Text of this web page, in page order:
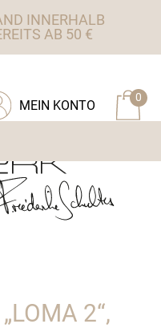
INNERHALB
AB 50 €
0
MEIN KONTO
2“,